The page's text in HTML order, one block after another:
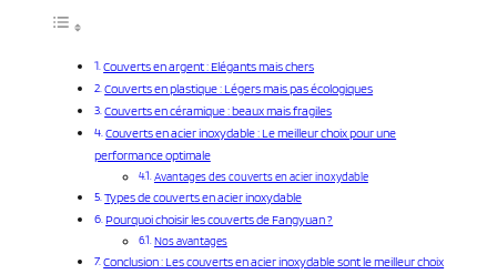
Couverts en argent : Elégants mais chers
Couverts en plastique : Légers mais pas écologiques
Couverts en céramique : beaux mais fragiles
Couverts en acier inoxydable : Le meilleur choix pour une
performance optimale
Avantages des couverts en acier inoxydable
Types de couverts en acier inoxydable
Pourquoi choisir les couverts de Fangyuan ?
Nos avantages
Conclusion : Les couverts en acier inoxydable sont le meilleur choix